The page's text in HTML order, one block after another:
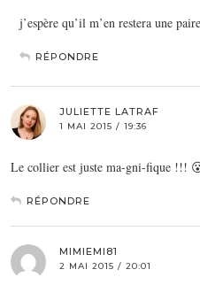
j’espère qu’il m’en restera une
RÉPONDRE
JULIETTE LATRAF
1 MAI 2015 / 19:36
Le collier est juste ma-gni-fique !!!
RÉPONDRE
MIMIEMI81
2 MAI 2015 / 20:01